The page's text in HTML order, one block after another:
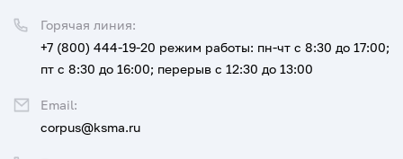
Горячая линия:
+7 (800) 444-19-20 режим работы: пн-чт с 8:30 до 17:00;
пт с 8:30 до 16:00; перерыв с 12:30 до 13:00
Email:
corpus@ksma.ru